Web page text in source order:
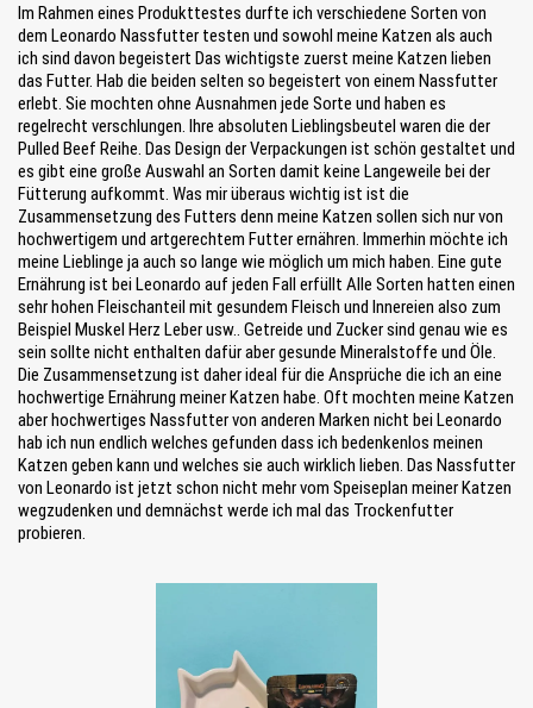
Im Rahmen eines Produkttestes durfte ich verschiedene Sorten von
dem Leonardo Nassfutter testen und sowohl meine Katzen als auch
ich sind davon begeistert Das wichtigste zuerst meine Katzen lieben
das Futter. Hab die beiden selten so begeistert von einem Nassfutter
erlebt. Sie mochten ohne Ausnahmen jede Sorte und haben es
regelrecht verschlungen. Ihre absoluten Lieblingsbeutel waren die der
Pulled Beef Reihe. Das Design der Verpackungen ist schön gestaltet und
es gibt eine große Auswahl an Sorten damit keine Langeweile bei der
Fütterung aufkommt. Was mir überaus wichtig ist ist die
Zusammensetzung des Futters denn meine Katzen sollen sich nur von
hochwertigem und artgerechtem Futter ernähren. Immerhin möchte ich
meine Lieblinge ja auch so lange wie möglich um mich haben. Eine gute
Ernährung ist bei Leonardo auf jeden Fall erfüllt Alle Sorten hatten einen
sehr hohen Fleischanteil mit gesundem Fleisch und Innereien also zum
Beispiel Muskel Herz Leber usw.. Getreide und Zucker sind genau wie es
sein sollte nicht enthalten dafür aber gesunde Mineralstoffe und Öle.
Die Zusammensetzung ist daher ideal für die Ansprüche die ich an eine
hochwertige Ernährung meiner Katzen habe. Oft mochten meine Katzen
aber hochwertiges Nassfutter von anderen Marken nicht bei Leonardo
hab ich nun endlich welches gefunden dass ich bedenkenlos meinen
Katzen geben kann und welches sie auch wirklich lieben. Das Nassfutter
von Leonardo ist jetzt schon nicht mehr vom Speiseplan meiner Katzen
wegzudenken und demnächst werde ich mal das Trockenfutter
probieren.